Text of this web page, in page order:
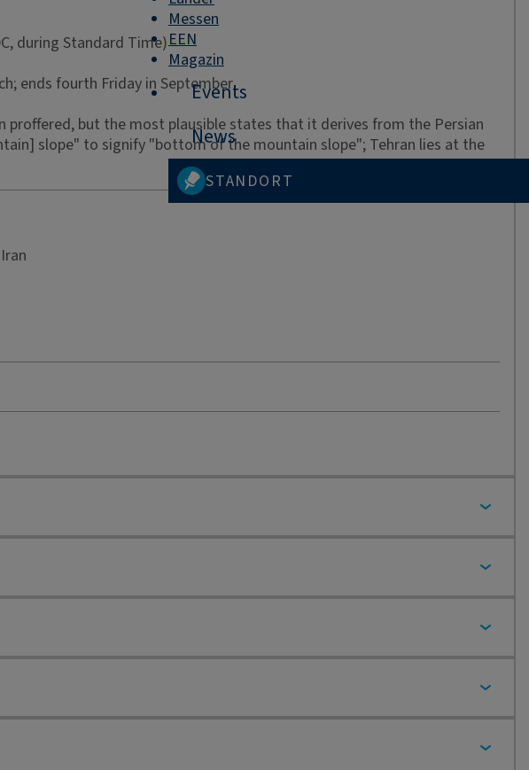
Messen
EEN
Magazin
Events
News
STANDORT
during Standard Time)
ends fourth Friday in September
proffered, but the most plausible states that it derives from the Persian
slope" to signify "bottom of the mountain slope"; Tehran lies at the